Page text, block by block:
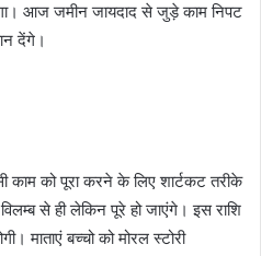
आज जमीन जायदाद से जुड़े काम निपट
देंगे।
काम को पूरा करने के लिए शार्टकट तरीके
से ही लेकिन पूरे हो जाएंगे। इस राशि
माताएं बच्चो को मोरल स्टोरी